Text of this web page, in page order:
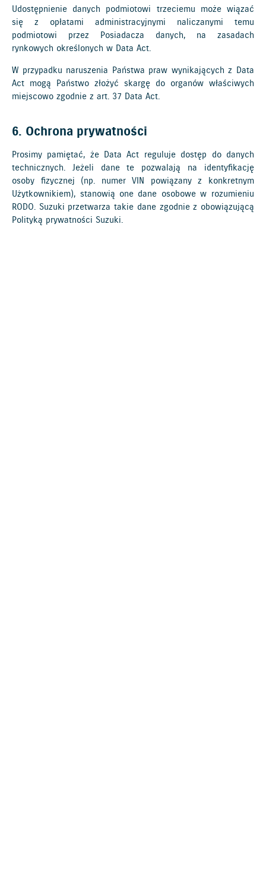
Udostępnienie danych podmiotowi trzeciemu może wiązać
się z opłatami administracyjnymi naliczanymi temu
podmiotowi przez Posiadacza danych, na zasadach
rynkowych określonych w Data Act.
W przypadku naruszenia Państwa praw wynikających z Data
Act mogą Państwo złożyć skargę do organów właściwych
miejscowo zgodnie z art. 37 Data Act.
6. Ochrona prywatności
Prosimy pamiętać, że Data Act reguluje dostęp do danych
technicznych. Jeżeli dane te pozwalają na identyfikację
osoby fizycznej (np. numer VIN powiązany z konkretnym
Użytkownikiem), stanowią one dane osobowe w rozumieniu
RODO. Suzuki przetwarza takie dane zgodnie z obowiązującą
Polityką prywatności Suzuki.